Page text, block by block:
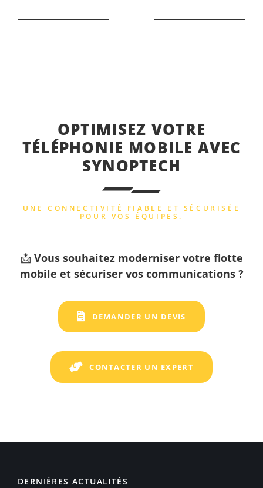
OPTIMISEZ VOTRE
TÉLÉPHONIE MOBILE AVEC
SYNOPTECH
UNE CONNECTIVITÉ FIABLE ET SÉCURISÉE
POUR VOS ÉQUIPES.
📩 Vous souhaitez moderniser votre flotte
mobile et sécuriser vos communications ?
DEMANDER UN DEVIS
CONTACTER UN EXPERT
DERNIÈRES ACTUALITÉS